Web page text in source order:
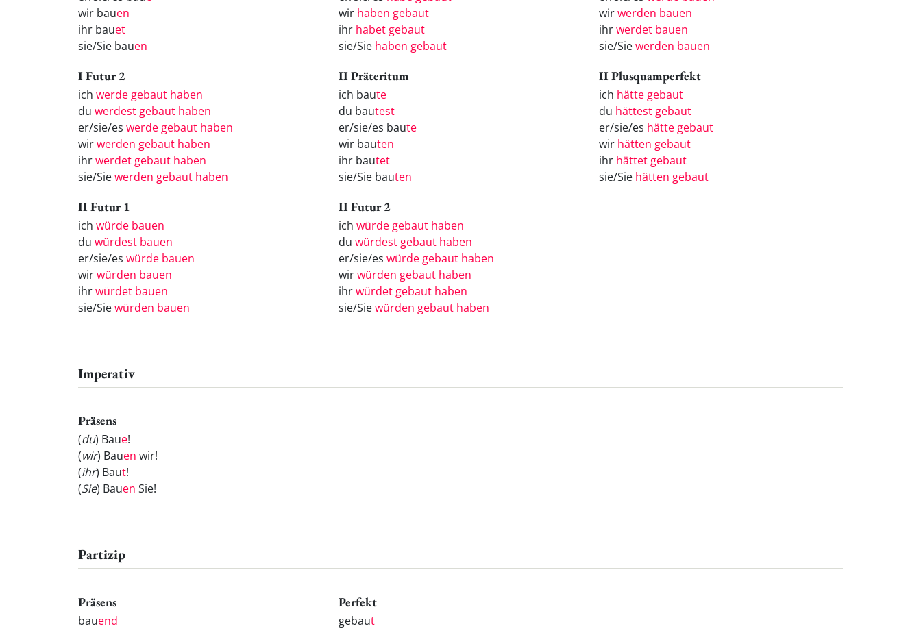
wir bauen
ihr bauet
sie/Sie bauen
wir haben gebaut
ihr habet gebaut
sie/Sie haben gebaut
wirwerden bauen
ihrwerdet bauen
sie/Siewerden bauen
I Futur 2
ich werde gebaut haben
du werdest gebaut haben
er/sie/es werde gebaut haben
wirwerden gebaut haben
ihrwerdet gebaut haben
sie/Siewerden gebaut haben
II Präteritum
ich baute
du bautest
er/sie/es baute
wir bauten
ihr bautet
sie/Sie bauten
II Plusquamperfekt
ich hätte gebaut
du hättest gebaut
er/sie/es hätte gebaut
wir hätten gebaut
ihr hättet gebaut
sie/Sie hätten gebaut
II Futur 1
ich würde bauen
du würdest bauen
er/sie/es würde bauen
wirwürden bauen
ihrwürdet bauen
sie/Siewürden bauen
II Futur 2
ich würde gebaut haben
du würdest gebaut haben
er/sie/es würde gebaut haben
wirwürden gebaut haben
ihrwürdet gebaut haben
sie/Siewürden gebaut haben
Imperativ
Präsens
(du) Baue!
(wir) Bauen wir!
(ihr) Baut!
(Sie) Bauen Sie!
Partizip
Präsens
bauend
Perfekt
gebaut